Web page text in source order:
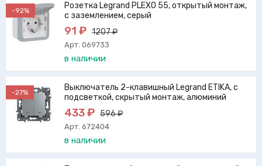
-92%
Розетка Legrand PLEXO 55, открытый монтаж,
с заземлением, серый
91 ₽ 1207 ₽
Арт. 069733
в наличии
-27%
Выключатель 2-клавишный Legrand ETIKA, с
подсветкой, скрытый монтаж, алюминий
433 ₽ 596 ₽
Арт. 672404
в наличии